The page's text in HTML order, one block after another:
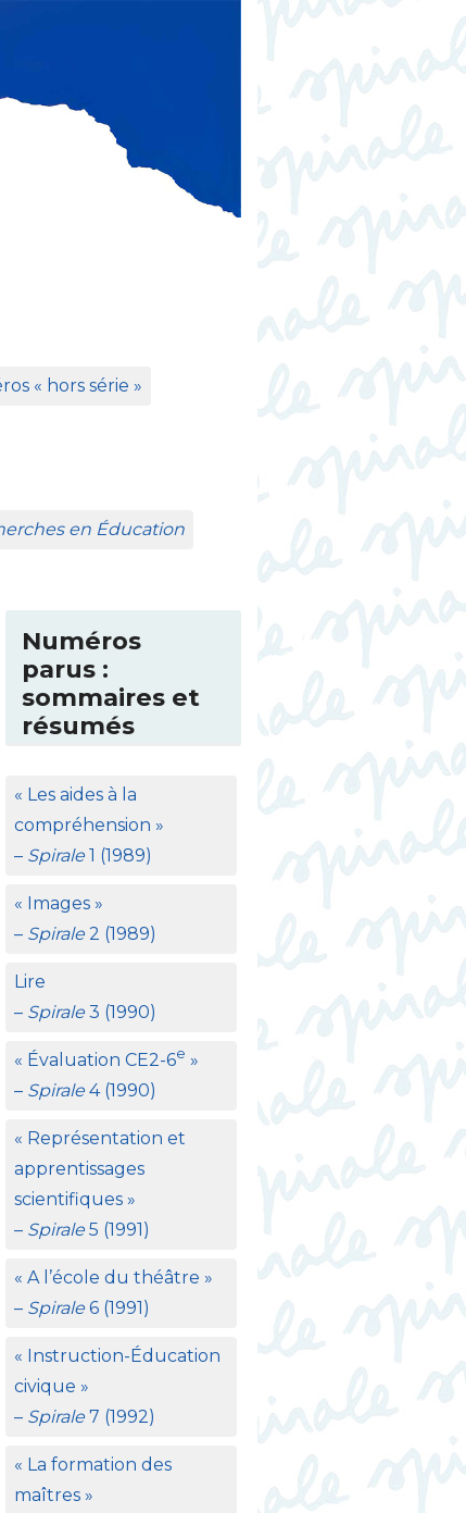
« hors série »
en Éducation
Numéros
parus :
sommaires et
résumés
« Les aides à la
compréhension »
– Spirale1 (1989)
« Images »
– Spirale2 (1989)
Lire
– Spirale3 (1990)
« ÉvaluationCE2-6e »
– Spirale4 (1990)
« Représentation et
apprentissages
scientifiques »
– Spirale5 (1991)
« A l’école du théâtre »
– Spirale6 (1991)
« Instruction-Éducation
civique »
– Spirale7 (1992)
« La formation des
maîtres »